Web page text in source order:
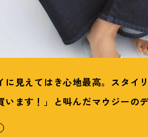
に見えてはき心地最高。スタイ
います ！ 」と叫んだマウジーの